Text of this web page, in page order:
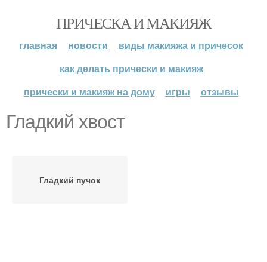
ПРИЧЕСКА И МАКИЯЖ
главная новости
виды макияжа и причесок
как делать прически и макияж
прически и макияж на дому
игры отзывы
Гладкий хвост
Гладкий пучок